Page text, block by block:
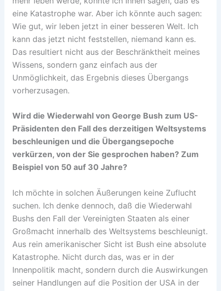
eine Katastrophe war. Aber ich könnte auch sagen:
Wie gut, wir leben jetzt in einer besseren Welt. Ich
kann das jetzt nicht feststellen, niemand kann es.
Das resultiert nicht aus der Beschränktheit meines
Wissens, sondern ganz einfach aus der
Unmöglichkeit, das Ergebnis dieses Übergangs
vorherzusagen.
Wird die Wiederwahl von George Bush zum US-
Präsidenten den Fall des derzeitigen Weltsystems
beschleunigen und die Übergangsepoche
verkürzen, von der Sie gesprochen haben? Zum
Beispiel von 50 auf 30 Jahre?
Ich möchte in solchen Äußerungen keine Zuflucht
suchen. Ich denke dennoch, daß die Wiederwahl
Bushs den Fall der Vereinigten Staaten als einer
Großmacht innerhalb des Weltsystems beschleunigt.
Aus rein amerikanischer Sicht ist Bush eine absolute
Katastrophe. Nicht durch das, was er in der
Innenpolitik macht, sondern durch die Auswirkungen
seiner Handlungen auf die Position der USA in der